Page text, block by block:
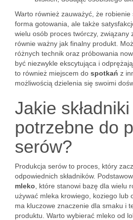
Warto również zauważyć, że
forma gotowania, ale także
wielu osób proces twórczy, związany
równie ważny jak finalny produkt.
różnych technik oraz próbowania
być niezwykle ekscytująca i
to również miejscem do spotkań z
możliwością dzielenia się swoimi
Jakie
potrzebne do
serów?
Produkcja serów to proces, który
odpowiednich składników.
mleko , które stanowi bazę dla wielu
używać mleka krowiego, koziego lub
ma kluczowe znaczenie dla smaku i
produktu. Warto wybierać mleko od